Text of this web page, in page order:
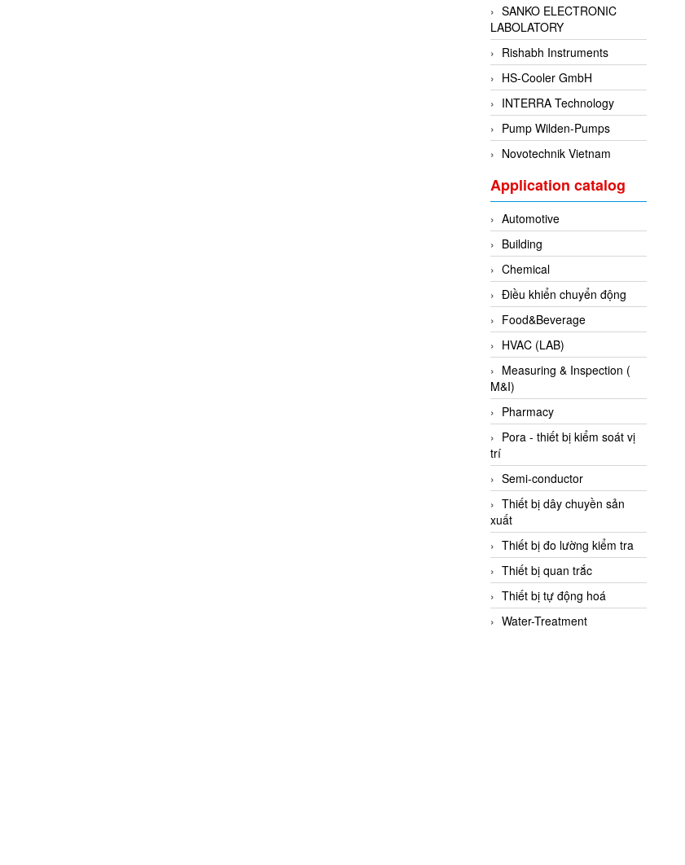
SANKO ELECTRONIC
LABOLATORY
Rishabh Instruments
HS-Cooler GmbH
INTERRA Technology
Pump Wilden-Pumps
Novotechnik Vietnam
Application catalog
Automotive
Building
Chemical
Điều khiển chuyển động
Food&Beverage
HVAC (LAB)
Measuring & Inspection (
M&I)
Pharmacy
Pora - thiết bị kiểm soát vị
trí
Semi-conductor
Thiết bị dây chuyền sản
xuất
Thiết bị đo lường kiểm tra
Thiết bị quan trắc
Thiết bị tự động hoá
Water-Treatment